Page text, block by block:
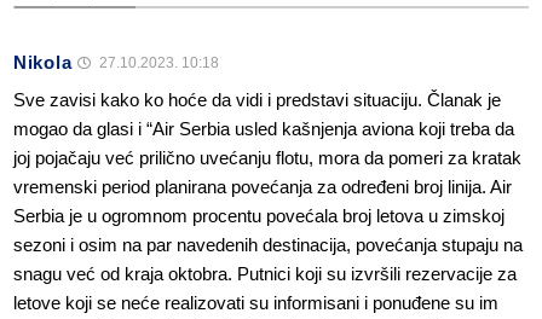
Nikola 27.10.2023. 10:18
Sve zavisi kako ko hoće da vidi i predstavi situaciju. Članak je
mogao da glasi i “Air Serbia usled kašnjenja aviona koji treba da
joj pojačaju već prilično uvećanju flotu, mora da pomeri za kratak
vremenski period planirana povećanja za određeni broj linija. Air
Serbia je u ogromnom procentu povećala broj letova u zimskoj
sezoni i osim na par navedenih destinacija, povećanja stupaju na
snagu već od kraja oktobra. Putnici koji su izvršili rezervacije za
letove koji se neće realizovati su informisani i ponuđene su im